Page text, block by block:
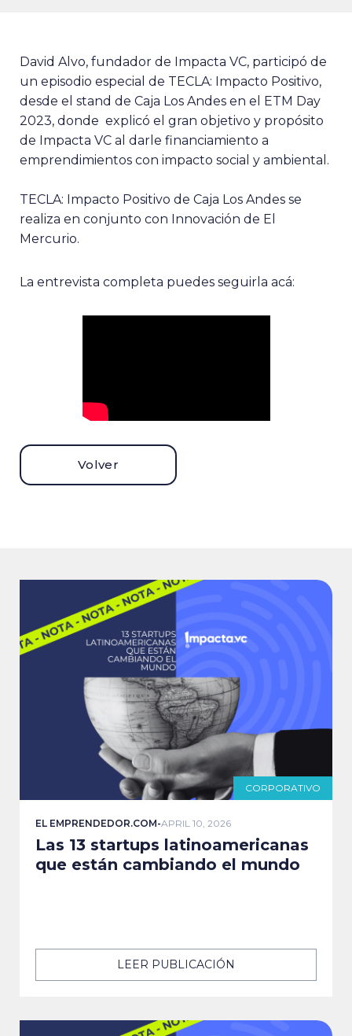
David Alvo, fundador de Impacta VC, participó de
un episodio especial de TECLA: Impacto Positivo,
desde el stand de Caja Los Andes en el ETM Day
2023, donde explicó el gran objetivo y propósito
de Impacta VC al darle financiamiento a
emprendimientos con impacto social y ambiental.
TECLA: Impacto Positivo de Caja Los Andes se
realiza en conjunto con Innovación de El
Mercurio.
La entrevista completa puedes seguirla acá:
Volver
CORPORATIVO
EL EMPRENDEDOR.COM-APRIL 10, 2026
Las 13 startups latinoamericanas
que están cambiando el mundo
LEER PUBLICACIÓN